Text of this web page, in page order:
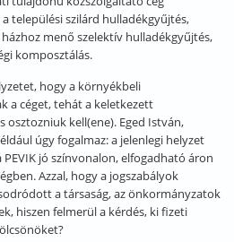
települési szilárd hulladékgyűjtés,
menő szelektív hulladékgyűjtés,
komposztálás.
hogy a környékbeli
a céget, tehát a keletkezett
osztozniuk kell(ene). Eged István,
úgy fogalmaz: a jelenlegi helyzet
jó színvonalon, elfogadható áron
Azzal, hogy a jogszabályok
a társaság, az önkormányzatok
hiszen felmerül a kérdés, ki fizeti